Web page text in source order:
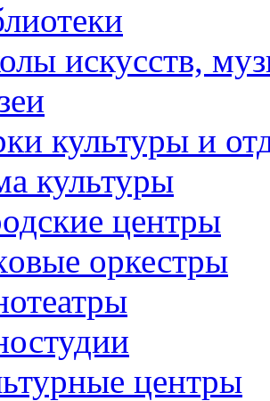
искусств,
культуры и
культуры
центры
оркестры
центры